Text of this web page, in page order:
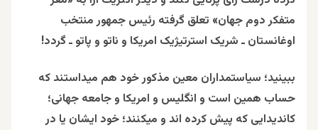
متفکر دوم جهان» تعلق گرفته رئیس جمهور منتخب
اوغانستان ـ شریک استرتیژیک امریکا و ناتو و پاتو ـ گردد!
ببینید؛ سیاستمداران معین مذکور خود هم میداستند که
حساب همین است و انگلیس و امریکا و جامعه جهانی؛
کاندیدایی که پیش کرده اند و میکنند؛ خود ایشان یا در